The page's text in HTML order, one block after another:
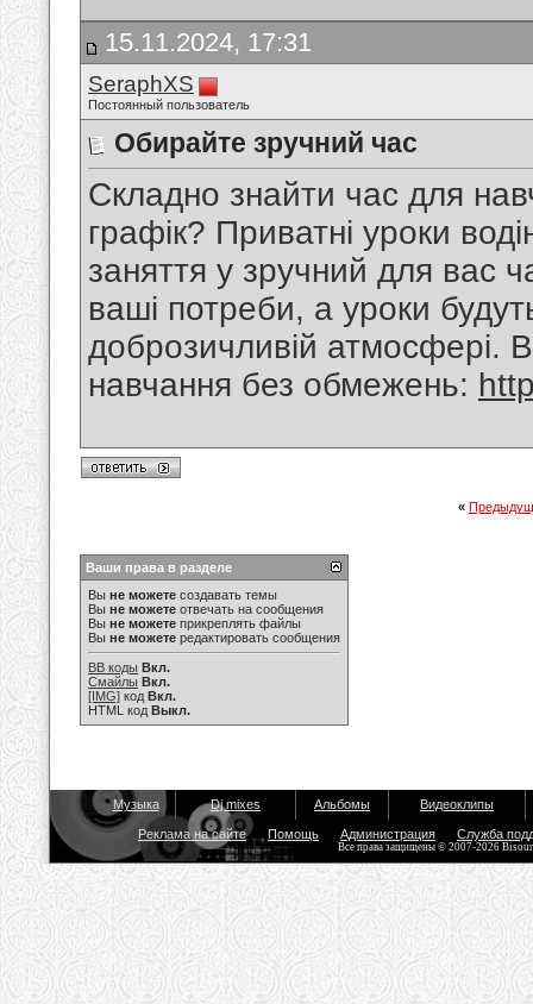
15.11.2024, 17:31
SeraphXS
Постоянный пользователь
Обирайте зручний час
Складно знайти час для
графік? Приватні уроки
заняття у зручний для вас
ваші потреби, а уроки
доброзичливій атмосфері.
навчання без обмежень:
«
Ваши права в разделе
Вы не можете создавать темы
Вы не можете отвечать на сообщения
Вы не можете прикреплять файлы
Вы не можете редактировать сообщения
BB коды Вкл.
Смайлы Вкл.
[IMG] код Вкл.
HTML код Выкл.
Музыка Dj mixes Альбомы Видеоклипы
Реклама на сайте Помощь Администрация Служба
Все права защищены © 2007-2026